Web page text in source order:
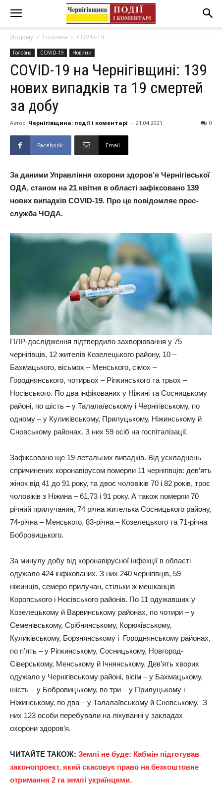
Додому Головна COVID-19
Головна COVID-19 Новини
COVID-19 на Чернігівщині: 139
нових випадків та 19 смертей
за добу
Автор Чернігівщина: події і коментарі - 21.04.2021 0
Facebook Email
За даними Управління охорони здоров’я Чернігівської
ОДА, станом на 21 квітня в області зафіксовано 139
нових випадків COVID-19. Про це повідомляє прес-
служба ЧОДА.
ПЛР-дослідження підтвердило захворювання у 75
чернігівців, 12 жителів Козелецького району, 10 –
Бахмацького, вісьмох – Менського, сімох –
Городнянського, чотирьох – Ріпкинського та трьох –
Носівського. По два інфікованих у Ніжині та Сосницькому
районі, по шість – у Талалаївському і Чернігівському, по
одному – у Куликівському, Прилуцькому, Ніжинському й
Сновському районах. З них 59 осіб на госпіталізації.
Зафіксовано ще 19 летальних випадків. Від ускладнень
спричинених коронавірусом померли 11 чернігівців: дев’ять
жінок від 41 до 91 року, та двоє чоловіків 70 і 82 років, троє
чоловіків з Ніжина – 61,73 і 91 року. А також померли 70
річний прилучанин, 74 річна жителька Сосницького району,
74-річна – Менського, 83-річна – Козелецького та 71-річна
Бобровицького.
За минулу добу від коронавірусної інфекції в області
одужало 424 інфікованих. З них 240 чернігівців, 59
ніжинців, семеро прилучан, стільки ж мешканців
Коропського і Носівського районів. По 11 одужавших у
Козелецькому й Варвинському районах, по чотири – у
Семенівському, Срібнянському, Корюківському,
Куликівському, Борзнянському і Городнянському районах,
по п’ять – у Ріпкинському, Сосницькому, Новгород-
Сіверському, Менському й Ічнянському. Дев’ять хворих
одужало у Чернігівському районі, вісім – у Бахмацькому,
шість – у Бобровицькому, по три – у Прилуцькому і
Ніжинському, по два – у Талалаївському й Сновському. З
них 123 особи перебували на лікуванні у закладах
охорони здоров’я.
ЧИТАЙТЕ ТАКОЖ: Землі не буде: Кабмін підготував
законопроект, який скасовує право на безкоштовне
отримання 2 га землі українцями.